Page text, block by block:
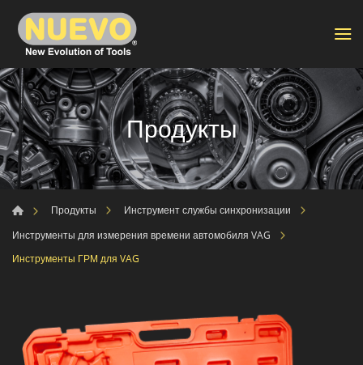
Продукты
Продукты
Инструмент службы синхронизации
Инструменты для измерения времени автомобиля VAG
Инструменты ГРМ для VAG